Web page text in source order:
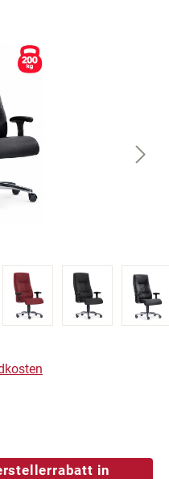
5 von 5 Sternen
in